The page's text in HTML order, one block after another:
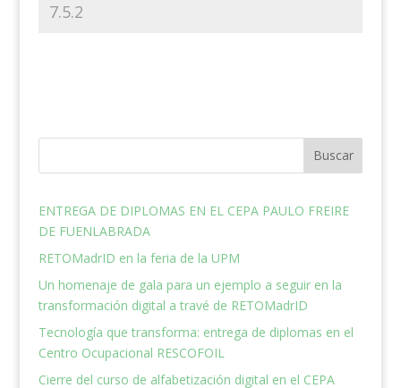
Buscar
ENTREGA DE DIPLOMAS EN EL CEPA PAULO FREIRE
DE FUENLABRADA
RETOMadrID en la feria de la UPM
Un homenaje de gala para un ejemplo a seguir en la
transformación digital a travé de RETOMadrID
Tecnología que transforma: entrega de diplomas en el
Centro Ocupacional RESCOFOIL
Cierre del curso de alfabetización digital en el CEPA